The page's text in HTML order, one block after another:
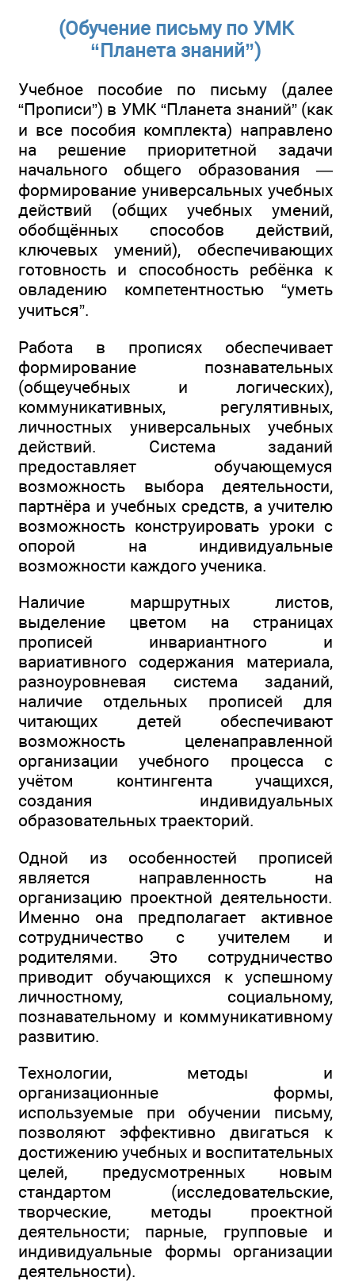
(Обучение письму по УМК
“Планета знаний”)
Учебное пособие по письму (далее
“Прописи”) в УМК “Планета знаний” (как
и все пособия комплекта) направлено
на решение приоритетной задачи
начального общего образования —
формирование универсальных учебных
действий (общих учебных умений,
обобщённых способов действий,
ключевых умений), обеспечивающих
готовность и способность ребёнка к
овладению компетентностью “уметь
учиться”.
Работа в прописях обеспечивает
формирование познавательных
(общеучебных и логических),
коммуникативных, регулятивных,
личностных универсальных учебных
действий. Система заданий
предоставляет обучающемуся
возможность выбора деятельности,
партнёра и учебных средств, а учителю
возможность конструировать уроки с
опорой на индивидуальные
возможности каждого ученика.
Наличие маршрутных листов,
выделение цветом на страницах
прописей инвариантного и
вариативного содержания материала,
разноуровневая система заданий,
наличие отдельных прописей для
читающих детей обеспечивают
возможность целенаправленной
организации учебного процесса с
учётом контингента учащихся,
создания индивидуальных
образовательных траекторий.
Одной из особенностей прописей
является направленность на
организацию проектной деятельности.
Именно она предполагает активное
сотрудничество с учителем и
родителями. Это сотрудничество
приводит обучающихся к успешному
личностному, социальному,
познавательному и коммуникативному
развитию.
Технологии, методы и
организационные формы,
используемые при обучении письму,
позволяют эффективно двигаться к
достижению учебных и воспитательных
целей, предусмотренных новым
стандартом (исследовательские,
творческие, методы проектной
деятельности; парные, групповые и
индивидуальные формы организации
деятельности).